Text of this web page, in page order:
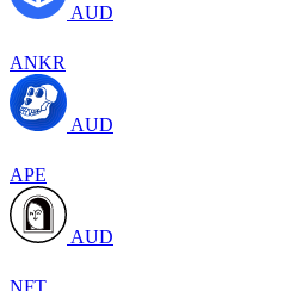
AUD
ANKR
AUD
APE
AUD
NFT